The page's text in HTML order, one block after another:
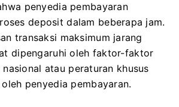
penyedia pembayaran
deposit dalam beberapa jam.
transaksi maksimum jarang
dipengaruhi oleh faktor-faktor
atau peraturan khusus
penyedia pembayaran.